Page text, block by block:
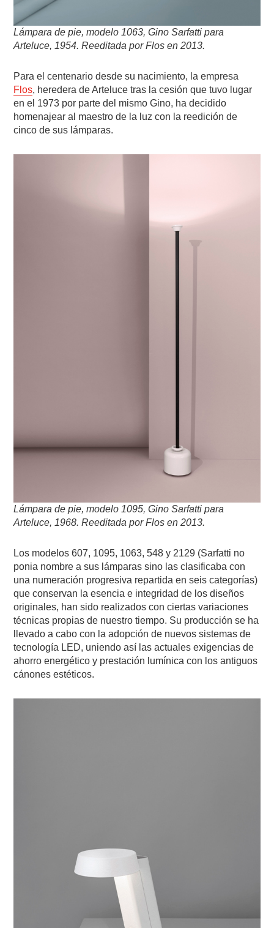
Lámpara de pie, modelo 1063, Gino Sarfatti para
Arteluce, 1954. Reeditada por Flos en 2013.
Para el centenario desde su nacimiento, la empresa
Flos, heredera de Arteluce tras la cesión que tuvo lugar
en el 1973 por parte del mismo Gino, ha decidido
homenajear al maestro de la luz con la reedición de
cinco de sus lámparas.
Lámpara de pie, modelo 1095, Gino Sarfatti para
Arteluce, 1968.Reeditada por Flos en 2013.
Los modelos 607, 1095, 1063, 548 y 2129 (Sarfatti no
ponia nombre a sus lámparas sino las clasificaba con
una numeración progresiva repartida en seis categorías)
que conservan la esencia e integridad de los diseños
originales, han sido realizados con ciertas variaciones
técnicas propias de nuestro tiempo. Su producción se ha
llevado a cabo con la adopción de nuevos sistemas de
tecnología LED, uniendo así las actuales exigencias de
ahorro energético y prestación lumínica con los antiguos
cánones estéticos.